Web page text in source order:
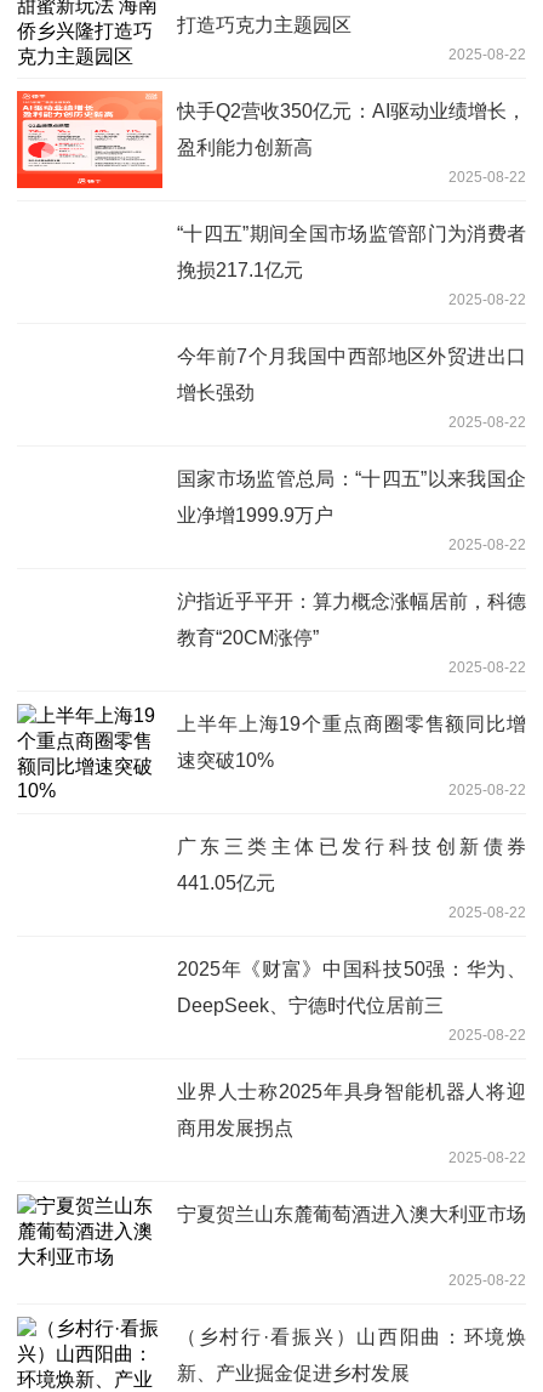
打造巧克力主题园区
2025-08-22
快手Q2营收350亿元：AI驱动业绩增长，
盈利能力创新高
2025-08-22
“十四五”期间全国市场监管部门为消费者
挽损217.1亿元
2025-08-22
今年前7个月我国中西部地区外贸进出口
增长强劲
2025-08-22
国家市场监管总局：“十四五”以来我国企
业净增1999.9万户
2025-08-22
沪指近乎平开：算力概念涨幅居前，科德
教育“20CM涨停”
2025-08-22
上半年上海19个重点商圈零售额同比增
速突破10%
2025-08-22
广东三类主体已发行科技创新债券
441.05亿元
2025-08-22
2025年《财富》中国科技50强：华为、
DeepSeek、宁德时代位居前三
2025-08-22
业界人士称2025年具身智能机器人将迎
商用发展拐点
2025-08-22
宁夏贺兰山东麓葡萄酒进入澳大利亚市场
2025-08-22
（乡村行·看振兴）山西阳曲：环境焕
新、产业掘金促进乡村发展